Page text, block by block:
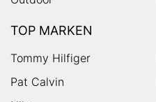
TOP MARKEN
Tommy Hilfiger
Pat Calvin